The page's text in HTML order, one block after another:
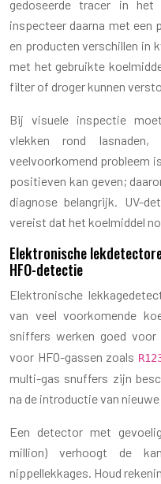
gedoseerde tracer in
inspecteer daarna met een
en producten verschillen in
met het gebruikte
filter of droger kunnen
Bij visuele inspectie
vlekken rond lasnaden,
veelvoorkomend probleem
positieven kan geven;
diagnose belangrijk. UV-
vereist dat het koelmiddel
Elektronische
HFO-detectie
Elektronische
van veel voorkomende
sniffers werken goed voor
voor HFO-gassen zoals
multi-gas snuffers zijn
na de introductie van
Een detector met
million) verhoogt de
nippellekkages. Houd